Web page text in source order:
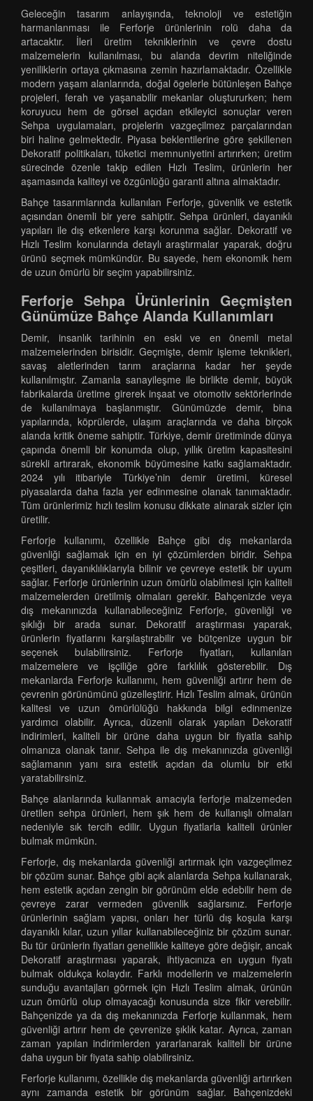
Geleceğin tasarım anlayışında, teknoloji ve estetiğin
harmanlanması ile Ferforje ürünlerinin rolü daha da
artacaktır. İleri üretim tekniklerinin ve çevre dostu
malzemelerin kullanılması, bu alanda devrim niteliğinde
yeniliklerin ortaya çıkmasına zemin hazırlamaktadır. Özellikle
modern yaşam alanlarında, doğal ögelerle bütünleşen Bahçe
projeleri, ferah ve yaşanabilir mekanlar oluştururken; hem
koruyucu hem de görsel açıdan etkileyici sonuçlar veren
Sehpa uygulamaları, projelerin vazgeçilmez parçalarından
biri haline gelmektedir. Piyasa beklentilerine göre şekillenen
Dekoratif politikaları, tüketici memnuniyetini artırırken; üretim
sürecinde özenle takip edilen Hızlı Teslim, ürünlerin her
aşamasında kaliteyi ve özgünlüğü garanti altına almaktadır.
Bahçe tasarımlarında kullanılan Ferforje, güvenlik ve estetik
açısından önemli bir yere sahiptir. Sehpa ürünleri, dayanıklı
yapıları ile dış etkenlere karşı korunma sağlar. Dekoratif ve
Hızlı Teslim konularında detaylı araştırmalar yaparak, doğru
ürünü seçmek mümkündür. Bu sayede, hem ekonomik hem
de uzun ömürlü bir seçim yapabilirsiniz.
Ferforje Sehpa Ürünlerinin Geçmişten
Günümüze Bahçe Alanda Kullanımları
Demir, insanlık tarihinin en eski ve en önemli metal
malzemelerinden birisidir. Geçmişte, demir işleme teknikleri,
savaş aletlerinden tarım araçlarına kadar her şeyde
kullanılmıştır. Zamanla sanayileşme ile birlikte demir, büyük
fabrikalarda üretime girerek inşaat ve otomotiv sektörlerinde
de kullanılmaya başlanmıştır. Günümüzde demir, bina
yapılarında, köprülerde, ulaşım araçlarında ve daha birçok
alanda kritik öneme sahiptir. Türkiye, demir üretiminde dünya
çapında önemli bir konumda olup, yıllık üretim kapasitesini
sürekli artırarak, ekonomik büyümesine katkı sağlamaktadır.
2024 yılı itibariyle Türkiye’nin demir üretimi, küresel
piyasalarda daha fazla yer edinmesine olanak tanımaktadır.
Tüm ürünlerimiz hızlı teslim konusu dikkate alınarak sizler için
üretilir.
Ferforje kullanımı, özellikle Bahçe gibi dış mekanlarda
güvenliği sağlamak için en iyi çözümlerden biridir. Sehpa
çeşitleri, dayanıklılıklarıyla bilinir ve çevreye estetik bir uyum
sağlar. Ferforje ürünlerinin uzun ömürlü olabilmesi için kaliteli
malzemelerden üretilmiş olmaları gerekir. Bahçenizde veya
dış mekanınızda kullanabileceğiniz Ferforje, güvenliği ve
şıklığı bir arada sunar. Dekoratif araştırması yaparak,
ürünlerin fiyatlarını karşılaştırabilir ve bütçenize uygun bir
seçenek bulabilirsiniz. Ferforje fiyatları, kullanılan
malzemelere ve işçiliğe göre farklılık gösterebilir. Dış
mekanlarda Ferforje kullanımı, hem güvenliği artırır hem de
çevrenin görünümünü güzelleştirir. Hızlı Teslim almak, ürünün
kalitesi ve uzun ömürlülüğü hakkında bilgi edinmenize
yardımcı olabilir. Ayrıca, düzenli olarak yapılan Dekoratif
indirimleri, kaliteli bir ürüne daha uygun bir fiyatla sahip
olmanıza olanak tanır. Sehpa ile dış mekanınızda güvenliği
sağlamanın yanı sıra estetik açıdan da olumlu bir etki
yaratabilirsiniz.
Bahçe alanlarında kullanmak amacıyla ferforje malzemeden
üretilen sehpa ürünleri, hem şık hem de kullanışlı olmaları
nedeniyle sık tercih edilir. Uygun fiyatlarla kaliteli ürünler
bulmak mümkün.
Ferforje, dış mekanlarda güvenliği artırmak için vazgeçilmez
bir çözüm sunar. Bahçe gibi açık alanlarda Sehpa kullanarak,
hem estetik açıdan zengin bir görünüm elde edebilir hem de
çevreye zarar vermeden güvenlik sağlarsınız. Ferforje
ürünlerinin sağlam yapısı, onları her türlü dış koşula karşı
dayanıklı kılar, uzun yıllar kullanabileceğiniz bir çözüm sunar.
Bu tür ürünlerin fiyatları genellikle kaliteye göre değişir, ancak
Dekoratif araştırması yaparak, ihtiyacınıza en uygun fiyatı
bulmak oldukça kolaydır. Farklı modellerin ve malzemelerin
sunduğu avantajları görmek için Hızlı Teslim almak, ürünün
uzun ömürlü olup olmayacağı konusunda size fikir verebilir.
Bahçenizde ya da dış mekanınızda Ferforje kullanmak, hem
güvenliği artırır hem de çevrenize şıklık katar. Ayrıca, zaman
zaman yapılan indirimlerden yararlanarak kaliteli bir ürüne
daha uygun bir fiyata sahip olabilirsiniz.
Ferforje kullanımı, özellikle dış mekanlarda güvenliği artırırken
aynı zamanda estetik bir görünüm sağlar. Bahçenizdeki